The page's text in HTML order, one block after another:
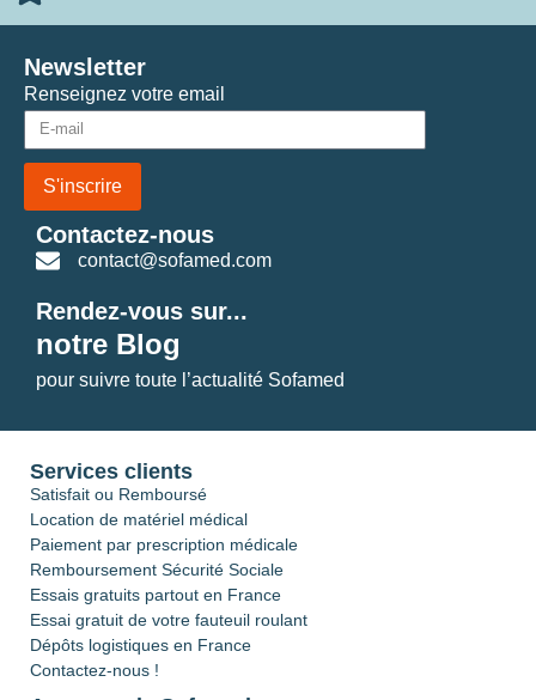
Renseignez votre email
S'inscrire
Newsletter
Contactez-nous
contact@sofamed.com
Rendez-vous sur...
notre Blog
pour suivre toute l’actualité Sofamed
Services clients
Satisfait ou Remboursé
Location de matériel médical
Paiement par prescription médicale
Remboursement Sécurité Sociale
Essais gratuits partout en France
Essai gratuit de votre fauteuil roulant
Dépôts logistiques en France
Contactez-nous !